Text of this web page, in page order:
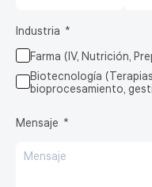
Industria
Farma (IV, Nutrición,
Biotecnología
bioprocesamiento,
Mensaje